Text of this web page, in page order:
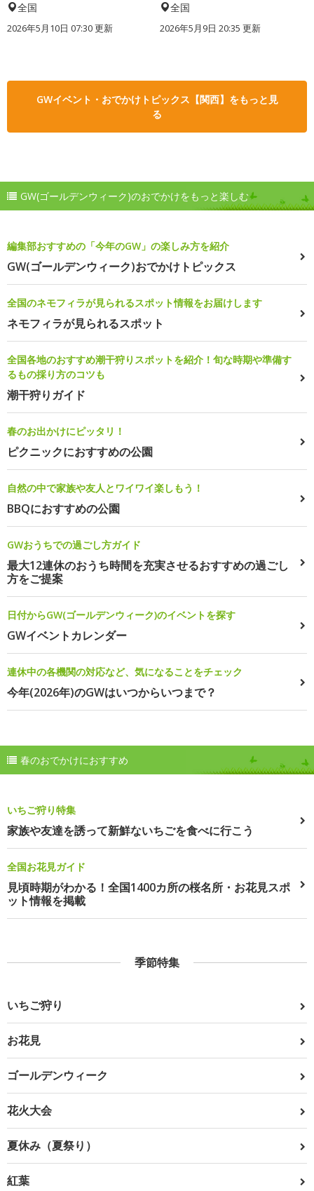
全国
2026年5月10日 07:30 更新
全国
2026年5月9日 20:35 更新
GWイベント・おでかけトピックス【関西】をもっと見
る
GW(ゴールデンウィーク)のおでかけをもっと楽しむ
編集部おすすめの「今年のGW」の楽しみ方を紹介
GW(ゴールデンウィーク)おでかけトピックス
全国のネモフィラが見られるスポット情報をお届けします
ネモフィラが見られるスポット
全国各地のおすすめ潮干狩りスポットを紹介！旬な時期や準備す
るもの採り方のコツも
潮干狩りガイド
春のお出かけにピッタリ！
ピクニックにおすすめの公園
自然の中で家族や友人とワイワイ楽しもう！
BBQにおすすめの公園
GWおうちでの過ごし方ガイド
最大12連休のおうち時間を充実させるおすすめの過ごし
方をご提案
日付からGW(ゴールデンウィーク)のイベントを探す
GWイベントカレンダー
連休中の各機関の対応など、気になることをチェック
今年(2026年)のGWはいつからいつまで？
春のおでかけにおすすめ
いちご狩り特集
家族や友達を誘って新鮮ないちごを食べに行こう
全国お花見ガイド
見頃時期がわかる！全国1400カ所の桜名所・お花見スポ
ット情報を掲載
季節特集
いちご狩り
お花見
ゴールデンウィーク
花火大会
夏休み（夏祭り）
紅葉